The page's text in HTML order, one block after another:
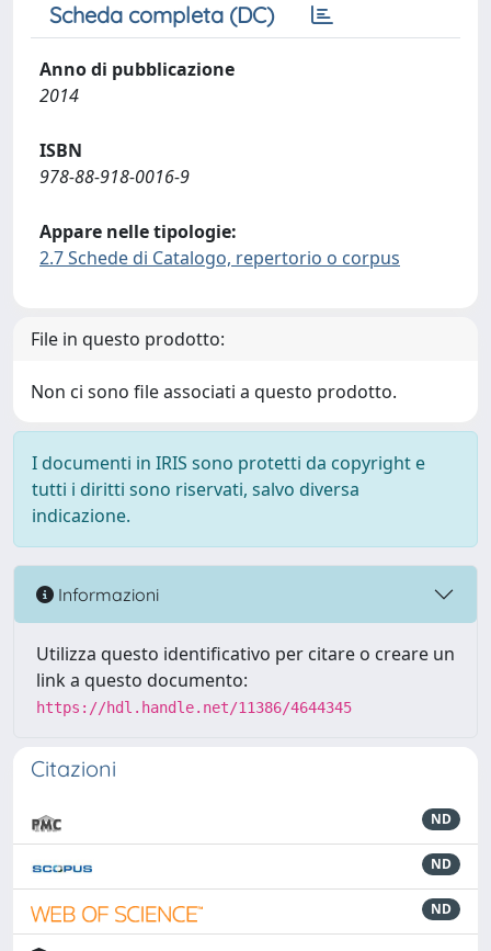
Scheda completa (DC)
Anno di pubblicazione
2014
ISBN
978-88-918-0016-9
Appare nelle tipologie:
2.7 Schede di Catalogo, repertorio o corpus
File in questo prodotto:
Non ci sono file associati a questo prodotto.
I documenti in IRIS sono protetti da copyright e
tutti i diritti sono riservati, salvo diversa
indicazione.
Informazioni
Utilizza questo identificativo per citare o creare un
link a questo documento:
https://hdl.handle.net/11386/4644345
Citazioni
ND
ND
ND